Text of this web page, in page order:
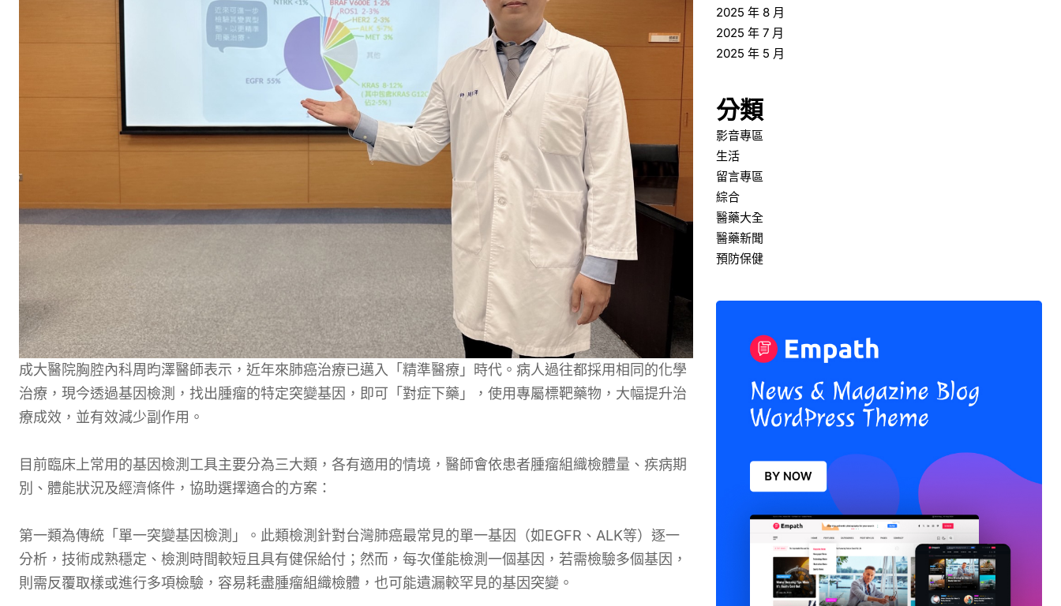
成大醫院胸腔內科周昀澤醫師表示，近年來肺癌治療已邁入「精準醫療」時代。病人過往都採用相同的化學
治療，現今透過基因檢測，找出腫瘤的特定突變基因，即可「對症下藥」，使用專屬標靶藥物，大幅提升治
療成效，並有效減少副作用。
目前臨床上常用的基因檢測工具主要分為三大類，各有適用的情境，醫師會依患者腫瘤組織檢體量、疾病期
別、體能狀況及經濟條件，協助選擇適合的方案：
第一類為傳統「單一突變基因檢測」。此類檢測針對台灣肺癌最常見的單一基因（如EGFR、ALK等）逐一
分析，技術成熟穩定、檢測時間較短且具有健保給付；然而，每次僅能檢測一個基因，若需檢驗多個基因，
則需反覆取樣或進行多項檢驗，容易耗盡腫瘤組織檢體，也可能遺漏較罕見的基因突變。
2025 年 8 月
2025 年 7 月
2025 年 5 月
分類
影音專區
生活
留言專區
綜合
醫藥大全
醫藥新聞
預防保健